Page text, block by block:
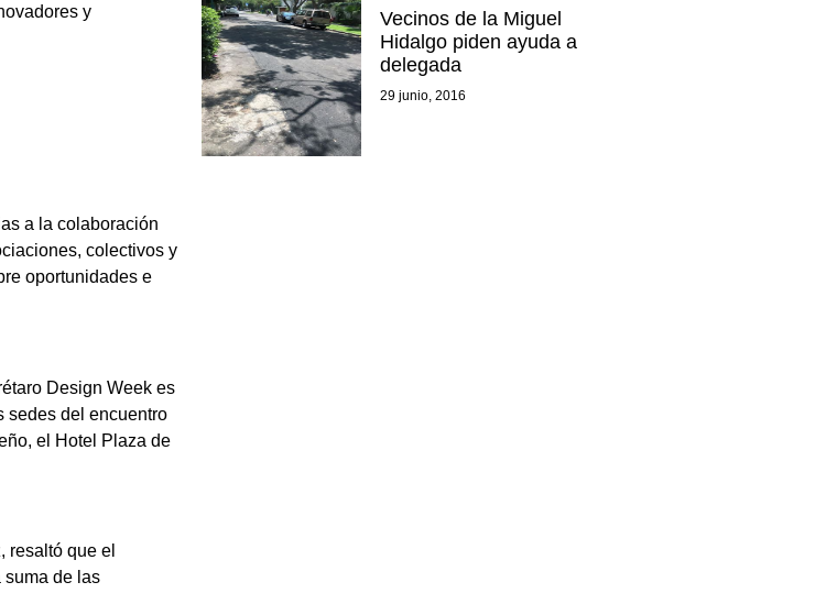
y
a la colaboración
colectivos y
oportunidades e
Design Week es
sedes del encuentro
el Hotel Plaza de
resaltó que el
suma de las
Vecinos de la Miguel
Hidalgo piden ayuda a
delegada
29 junio, 2016